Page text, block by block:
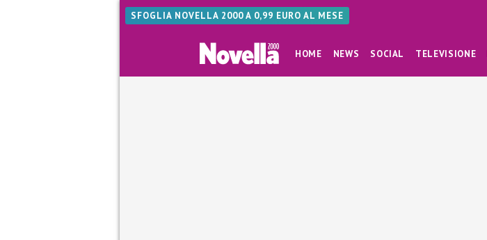
SFOGLIA NOVELLA 2000 A 0,99 EURO AL MESE
HOME NEWS SOCIAL TELEVISIONE